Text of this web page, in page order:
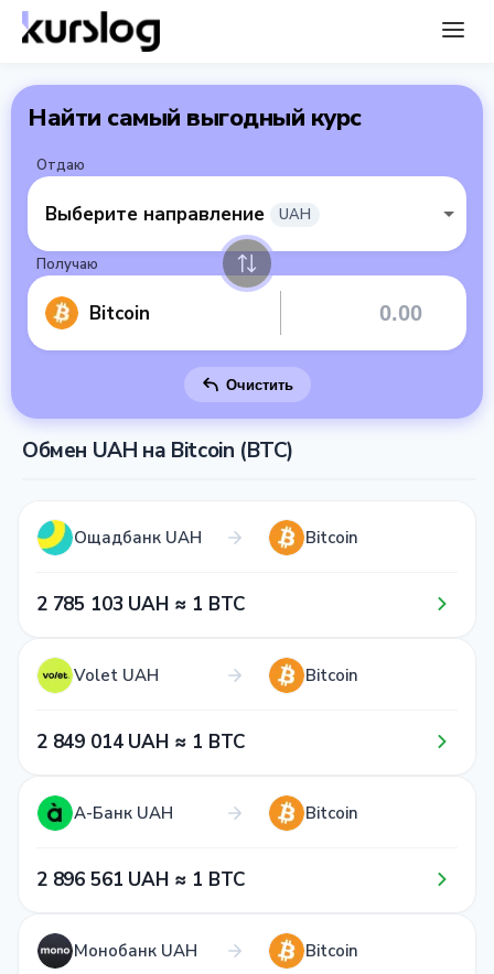
Найти самый выгодный курс
Отдаю
Выберите направление UAH
Получаю
Bitcoin
Очистить
Обмен UAH на Bitcoin (BTC)
Ощадбанк UAH Bitcoin
2​ 7​8​5​ 1​0​3​ UAH ≈ 1​ BTC
Volet UAH Bitcoin
2​ 8​4​9​ 0​1​4​ UAH ≈ 1​ BTC
А-Банк UAH Bitcoin
2​ 8​9​6​ 5​6​1​ UAH ≈ 1​ BTC
Монобанк UAH Bitcoin